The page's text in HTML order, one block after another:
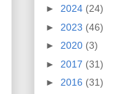
► 2024 (24)
► 2023 (46)
► 2020 (3)
► 2017 (31)
► 2016 (31)